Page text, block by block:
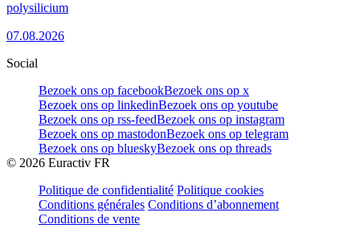
polysilicium
07.08.2026
Social
Bezoek ons op facebookBezoek ons op x
Bezoek ons op linkedinBezoek ons op youtube
Bezoek ons op rss-feedBezoek ons op instagram
Bezoek ons op mastodonBezoek ons op telegram
Bezoek ons op blueskyBezoek ons op threads
© 2026 Euractiv FR
Politique de confidentialité Politique cookies
Conditions générales Conditions d’abonnement
Conditions de vente